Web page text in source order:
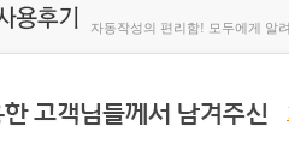
자동작성의 편리함! 모두에게 알